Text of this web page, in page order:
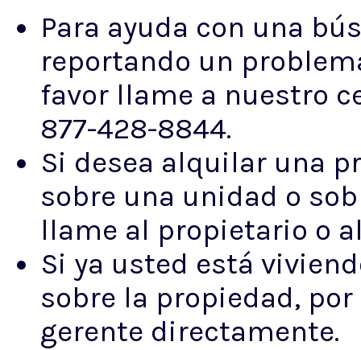
Para ayuda con una
reportando un
favor llame a nuestro
877-428-8844.
Si desea alquilar una
sobre una unidad o
llame al propietario o
Si ya usted está
sobre la propiedad,
gerente directamente.